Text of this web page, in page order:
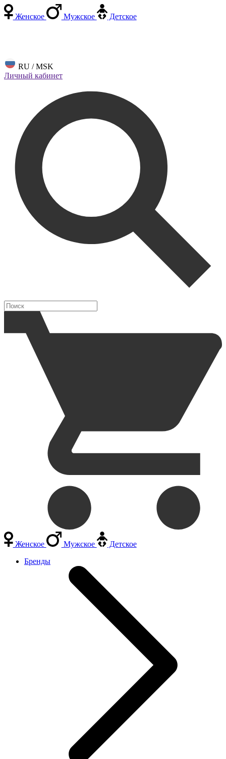
Женское Мужское Детское
RU / MSK
Личный кабинет
Женское Мужское
Детское
Бренды